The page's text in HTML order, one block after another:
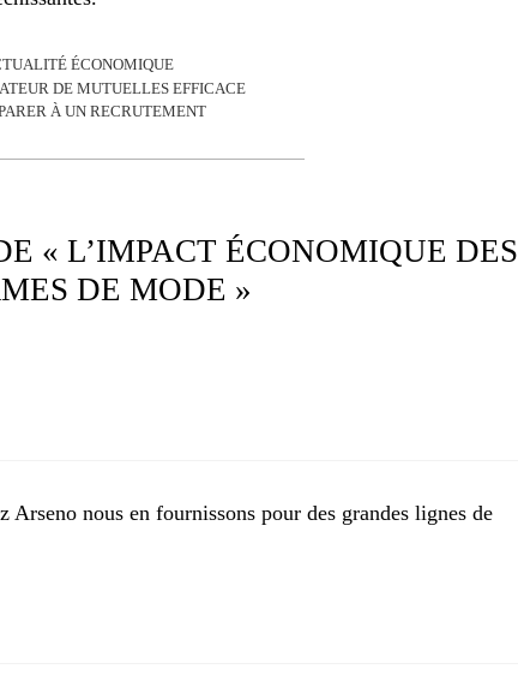
ÉCONOMIQUE
DE MUTUELLES EFFICACE
À UN RECRUTEMENT
« L’IMPACT ÉCONOMIQUE DES
DE MODE »
nous en fournissons pour des grandes lignes de